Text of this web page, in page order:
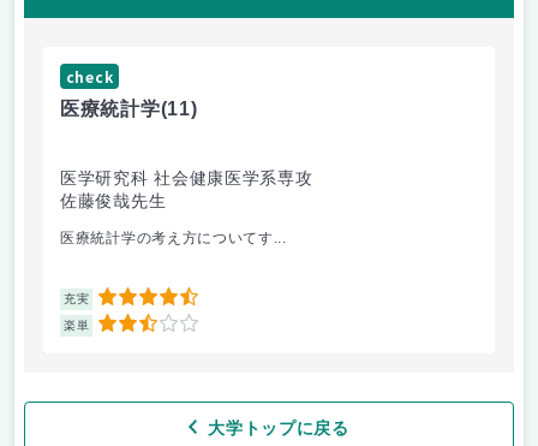
check
医療統計学(11)
医学研究科 社会健康医学系専攻
佐藤俊哉先生
医療統計学の考え方についてす...
充実 4.5
楽単 2.5
大学トップに戻る